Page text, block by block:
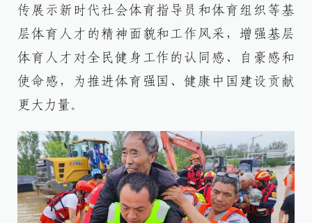
传展示新时代社会体育指导员和体育组织等基
层体育人才的精神面貌和工作风采，增强基层
体育人才对全民健身工作的认同感、自豪感和
使命感，为推进体育强国、健康中国建设贡献
更大力量。